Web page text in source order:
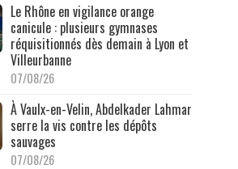
Le Rhône en vigilance orange
canicule : plusieurs gymnases
réquisitionnés dès demain à Lyon et
Villeurbanne
07/08/26
À Vaulx-en-Velin, Abdelkader Lahmar
serre la vis contre les dépôts
sauvages
07/08/26